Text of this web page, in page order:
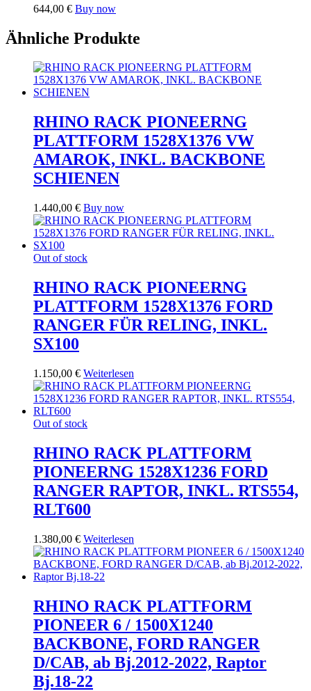
644,00 € Buy now
Ähnliche Produkte
RHINO RACK PIONEERNG
PLATTFORM 1528X1376 VW
AMAROK, INKL. BACKBONE
SCHIENEN
1.440,00 € Buy now
Out of stock
RHINO RACK PIONEERNG
PLATTFORM 1528X1376 FORD
RANGER FÜR RELING, INKL.
SX100
1.150,00 € Weiterlesen
Out of stock
RHINO RACK PLATTFORM
PIONEERNG 1528X1236 FORD
RANGER RAPTOR, INKL. RTS554,
RLT600
1.380,00 € Weiterlesen
RHINO RACK PLATTFORM
PIONEER 6 / 1500X1240
BACKBONE, FORD RANGER
D/CAB, ab Bj.2012-2022, Raptor
Bj.18-22